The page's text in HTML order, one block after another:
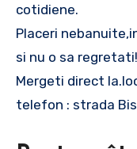
cotidiene.
Placeri
si nu o sa regretati!
Mergeti direct
telefon : strada